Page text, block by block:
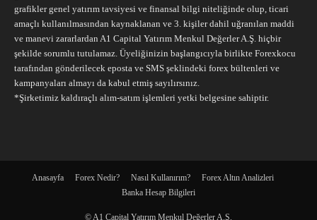
grafikler genel yatırım tavsiyesi ve finansal bilgi niteliğinde olup, ticari
amaçlı kullanılmasından kaynaklanan ve 3. kişiler dahil uğranılan maddi
ve manevi zararlardan A1 Capital Yatırım Menkul Değerler A.Ş. hiçbir
şekilde sorumlu tutulamaz. Üyeliğinizin başlangıcıyla birlikte Forexkocu
tarafından gönderilecek eposta ve SMS şeklindeki forex bültenleri ve
kampanyaları almayı da kabul etmiş sayılırsınız.
*Şirketimiz kaldıraçlı alım-satım işlemleri yetki belgesine sahiptir.
Anasayfa Forex Nedir? Nasıl Kullanırım?
Forex Altın Analizleri
Banka Hesap Bilgileri
© A1 Capital Yatırım Menkul Değerler A.Ş.